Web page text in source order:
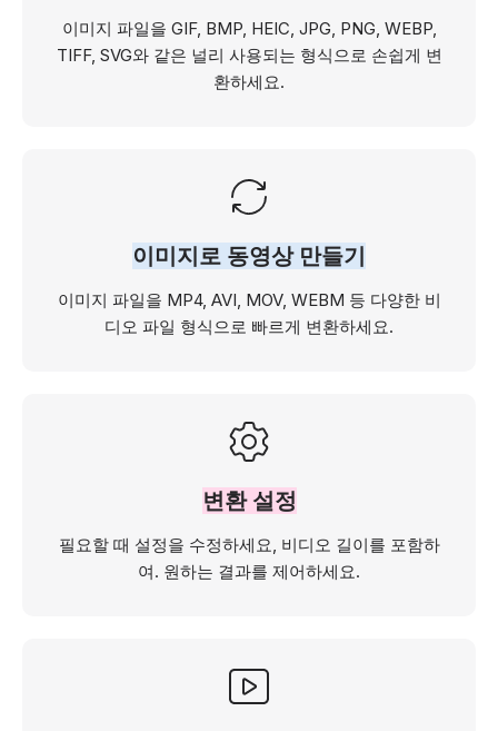
이미지 파일을 GIF, BMP, HEIC, JPG, PNG, WEBP,
TIFF, SVG와 같은 널리 사용되는 형식으로 손쉽게 변
환하세요.
이미지로 동영상 만들기
이미지 파일을 MP4, AVI, MOV, WEBM 등 다양한 비
디오 파일 형식으로 빠르게 변환하세요.
변환 설정
필요할 때 설정을 수정하세요, 비디오 길이를 포함하
여. 원하는 결과를 제어하세요.